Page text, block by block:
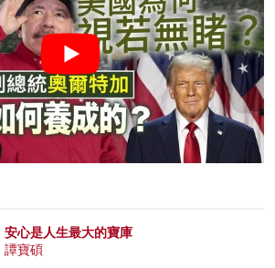
安心是人生最大的寶庫
譚寶碩